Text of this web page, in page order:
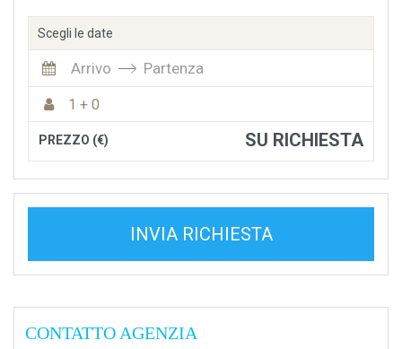
Scegli le date
Arrivo Partenza
1 + 0
PREZZO (€) SU RICHIESTA
INVIA RICHIESTA
CONTATTO AGENZIA